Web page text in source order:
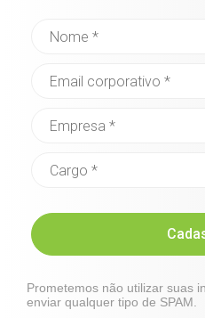
Prometemos não utilizar suas
enviar qualquer tipo de SPAM.